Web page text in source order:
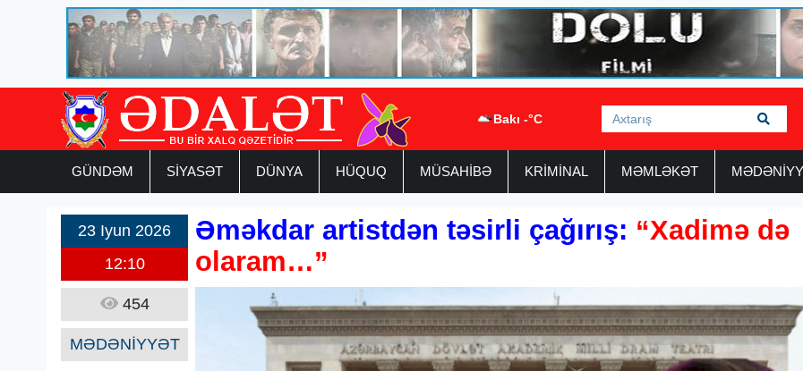
Bakı -°C
GÜNDƏM SİYASƏT DÜNYA HÜQUQ MÜSAHİBƏ KRİMİNAL MƏMLƏKƏT
23 Iyun 2026
12:10
454
MƏDƏNİYYƏT
Əməkdar artistdən təsirli çağırış: “Xadimə də
olaram…”